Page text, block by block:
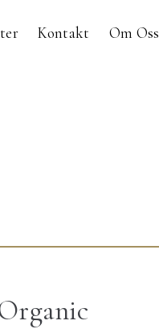
Kontakt Om Oss